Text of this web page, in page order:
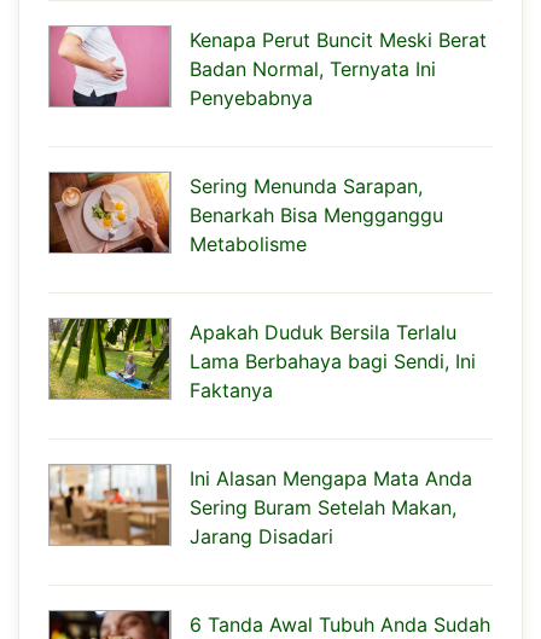
Kenapa Perut Buncit Meski Berat
Badan Normal, Ternyata Ini
Penyebabnya
Sering Menunda Sarapan,
Benarkah Bisa Mengganggu
Metabolisme
Apakah Duduk Bersila Terlalu
Lama Berbahaya bagi Sendi, Ini
Faktanya
Ini Alasan Mengapa Mata Anda
Sering Buram Setelah Makan,
Jarang Disadari
6 Tanda Awal Tubuh Anda Sudah